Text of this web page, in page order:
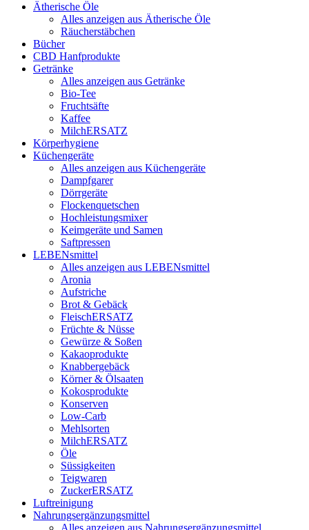
Ätherische Öle
Alles anzeigen aus Ätherische Öle
Räucherstäbchen
Bücher
CBD Hanfprodukte
Getränke
Alles anzeigen aus Getränke
Bio-Tee
Fruchtsäfte
Kaffee
MilchERSATZ
Körperhygiene
Küchengeräte
Alles anzeigen aus Küchengeräte
Dampfgarer
Dörrgeräte
Flockenquetschen
Hochleistungsmixer
Keimgeräte und Samen
Saftpressen
LEBENsmittel
Alles anzeigen aus LEBENsmittel
Aronia
Aufstriche
Brot & Gebäck
FleischERSATZ
Früchte & Nüsse
Gewürze & Soßen
Kakaoprodukte
Knabbergebäck
Körner & Ölsaaten
Kokosprodukte
Konserven
Low-Carb
Mehlsorten
MilchERSATZ
Öle
Süssigkeiten
Teigwaren
ZuckerERSATZ
Luftreinigung
Nahrungsergänzungsmittel